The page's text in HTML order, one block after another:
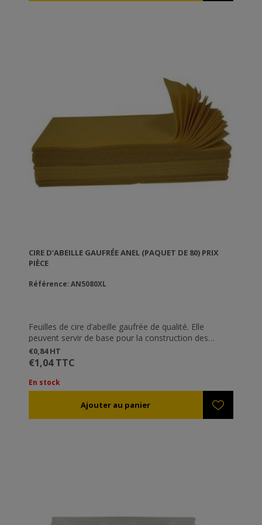
CIRE D’ABEILLE GAUFRÉE ANEL (PAQUET DE 80) PRIX
PIÈCE
Référence: AN5080XL
Feuilles de cire d’abeille gaufrée de qualité. Elle
peuvent servir de base pour la construction des
alvéoles.
€0,84 HT
€1,04 TTC
En stock